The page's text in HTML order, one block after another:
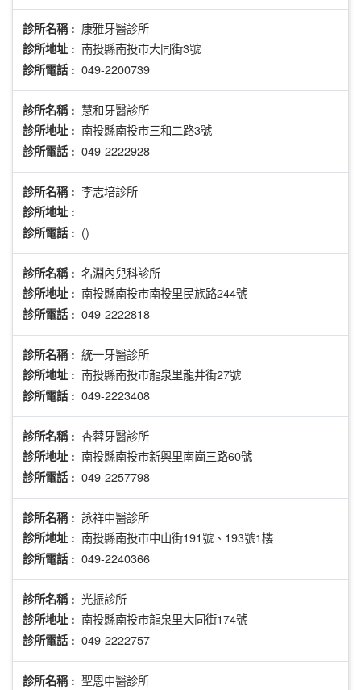
診所名稱 : 康雅牙醫診所
診所地址 : 南投縣南投市大同街3號
診所電話 : 049-2200739
診所名稱 : 慧和牙醫診所
診所地址 : 南投縣南投市三和二路3號
診所電話 : 049-2222928
診所名稱 : 李志培診所
診所地址 :
診所電話 : ()
診所名稱 : 名淵內兒科診所
診所地址 : 南投縣南投市南投里民族路244號
診所電話 : 049-2222818
診所名稱 : 統一牙醫診所
診所地址 : 南投縣南投市龍泉里龍井街27號
診所電話 : 049-2223408
診所名稱 : 杏蓉牙醫診所
診所地址 : 南投縣南投市新興里南崗三路60號
診所電話 : 049-2257798
診所名稱 : 詠祥中醫診所
診所地址 : 南投縣南投市中山街191號、193號1樓
診所電話 : 049-2240366
診所名稱 : 光振診所
診所地址 : 南投縣南投市龍泉里大同街174號
診所電話 : 049-2222757
診所名稱 : 聖恩中醫診所